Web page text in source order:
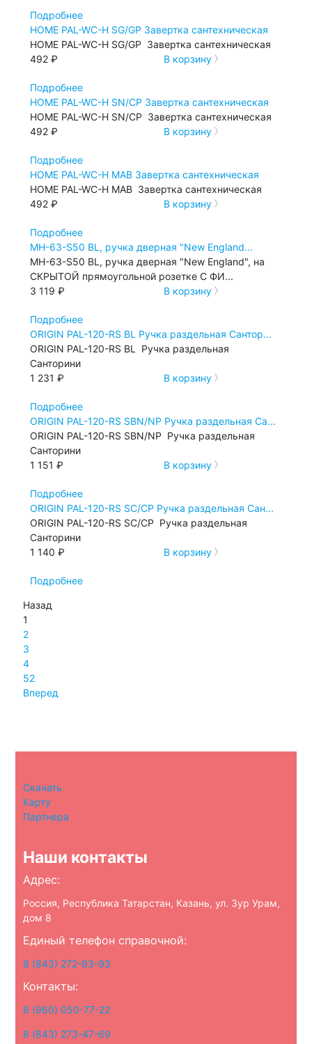
Подробнее
HOME PAL-WC-H SG/GP Завертка сантехническая
HOME PAL-WC-H SG/GP Завертка сантехническая
492 ₽
В корзину
Подробнее
HOME PAL-WC-H SN/СP Завертка сантехническая
HOME PAL-WC-H SN/СP Завертка сантехническая
492 ₽
В корзину
Подробнее
HOME PAL-WC-H МАВ Завертка сантехническая
HOME PAL-WC-H МАВ Завертка сантехническая
492 ₽
В корзину
Подробнее
MH-63-S50 BL, ручка дверная "New England...
MH-63-S50 BL, ручка дверная "New England", на
СКРЫТОЙ прямоугольной розетке С ФИ...
3 119 ₽
В корзину
Подробнее
ORIGIN PAL-120-RS BL Ручка раздельная Сантор...
ORIGIN PAL-120-RS BL Ручка раздельная
Санторини
1 231 ₽
В корзину
Подробнее
ORIGIN PAL-120-RS SBN/NP Ручка раздельная Са...
ORIGIN PAL-120-RS SBN/NP Ручка раздельная
Санторини
1 151 ₽
В корзину
Подробнее
ORIGIN PAL-120-RS SС/СP Ручка раздельная Сан...
ORIGIN PAL-120-RS SС/СP Ручка раздельная
Санторини
1 140 ₽
В корзину
Подробнее
Назад
1
2
3
4
52
Вперед
Скачать
Карту
Партнера
Наши контакты
Адрес:
Россия, Республика Татарстан, Казань, ул. Зур Урам,
дом 8
Единый телефон справочной:
8 (843) 272-93-93
Контакты:
8 (960) 050-77-22
8 (843) 273-47-69